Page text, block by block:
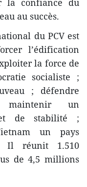
au succès.
du PCV est
l’édification
la force de
socialiste ;
; défendre
un
de stabilité ;
un pays
Il réunit 1.510
de 4,5 millions